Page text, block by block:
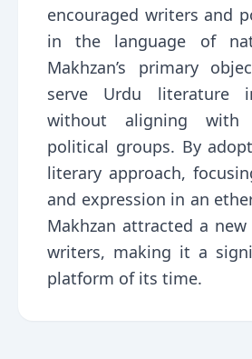
encouraged writers and
in the language of
Makhzan’s primary
serve Urdu literature
without aligning with
political groups. By
literary approach,
and expression in an
Makhzan attracted a
writers, making it a
platform of its time.